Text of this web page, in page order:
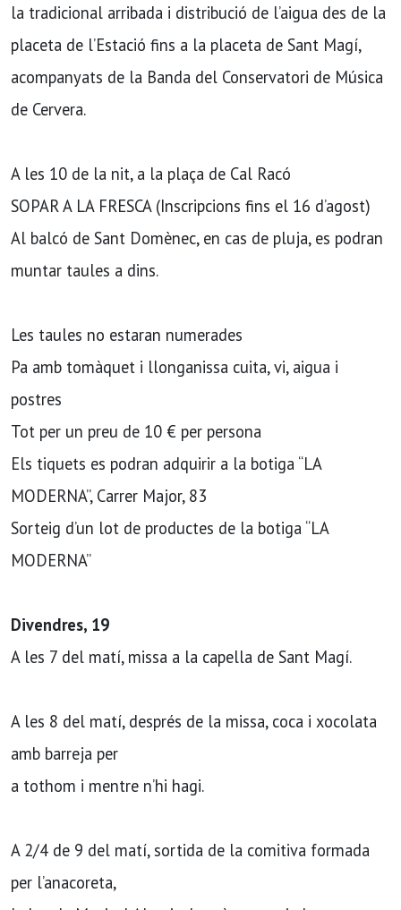
la tradicional arribada i distribució de l’aigua des de la
placeta de l’Estació fins a la placeta de Sant Magí,
acompanyats de la Banda del Conservatori de Música
de Cervera.
A les 10 de la nit, a la plaça de Cal Racó
SOPAR A LA FRESCA (Inscripcions fins el 16 d’agost)
Al balcó de Sant Domènec, en cas de pluja, es podran
muntar taules a dins.
Les taules no estaran numerades
Pa amb tomàquet i llonganissa cuita, vi, aigua i
postres
Tot per un preu de 10 € per persona
Els tiquets es podran adquirir a la botiga “LA
MODERNA”, Carrer Major, 83
Sorteig d’un lot de productes de la botiga “LA
MODERNA”
Divendres, 19
A les 7 del matí, missa a la capella de Sant Magí.
A les 8 del matí, després de la missa, coca i xocolata
amb barreja per
a tothom i mentre n’hi hagi.
A 2/4 de 9 del matí, sortida de la comitiva formada
per l’anacoreta,